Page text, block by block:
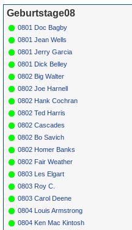
Für Axel's Tageskalender:
Grün = Kurzgeschichte
Grün! = fachlich bestimmt
Grün+ = Stundenbeitrag
Gelb = Kurzgeschichten oder
Blau = Beschreibungstext
Geburtstage08
0801 Doc Bagby
0801 Jean Wells
0801 Jerry Garcia
0801 Dick Belley
0802 Big Walter
0802 Joe Harnell
0802 Hank Cochran
0802 Ted Harris
0802 Cascades
0802 Bo Savich
0802 Homer Banks
0802 Fair Weather
0803 Les Elgart
0803 Roy C.
0803 Carol Deene
0804 Louis Armstrong
0804 Ken Mac Kintosh